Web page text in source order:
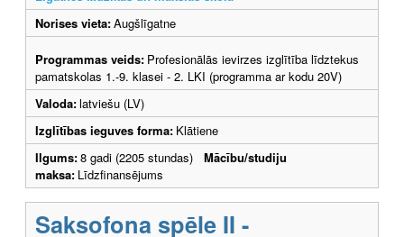
Norises vieta:Augšlīgatne
Programmas veids: Profesionālās ievirzes izglītība līdztekus
pamatskolas 1.-9. klasei - 2. LKI (programma ar kodu 20V)
Valoda:latviešu (LV)
Izglītības ieguves forma: Klātiene
Ilgums:8 gadi (2205 stundas) Mācību/studiju
maksa: Līdzfinansējums
Saksofona spēle II -